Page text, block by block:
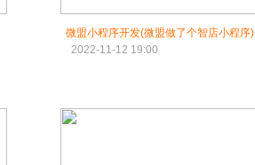
微盟小程序开发(微盟做了个智店小程序)
2022-11-12 19:00